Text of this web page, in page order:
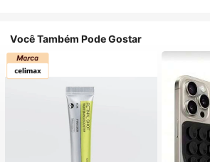
Você Também Pode Gostar